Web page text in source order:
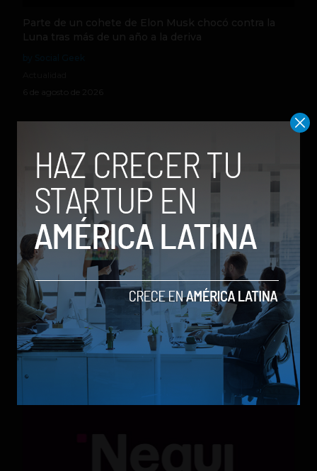
Parte de un cohete de Elon Musk chocó contra la
Luna tras más de un año a la deriva
6 de agosto de 2026
Qwen 3.8-Max, la nueva IA de Alibaba que desafía a
los modelos más poderosos
by Sergio Ramos
Actualidad
5 de agosto de 2026